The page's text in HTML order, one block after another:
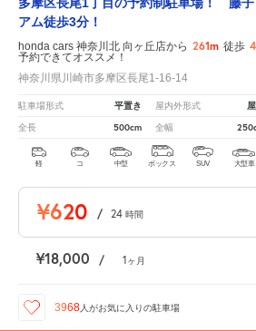
アム徒歩3分！
honda cars 神奈川北 向ヶ丘店から 261m 徒歩
予約できてオススメ！
神奈川県川崎市多摩区長尾1-16-14
駐車場形式 平置き 屋内外形式
全長 500cm 全幅
軽 コ 中型 ボックス SUV 大型車
¥620 / 24 時間
¥18,000 / 1ヶ月
3968 人がお気に入りの駐車場